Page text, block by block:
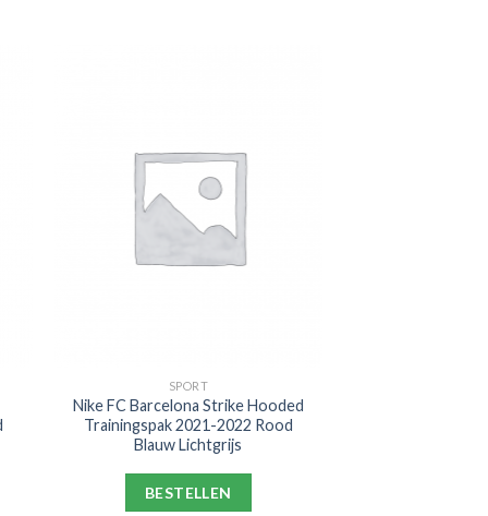
SPORT
Nike FC Barcelona Strike Hooded
Trainingspak 2021-2022 Rood
Blauw Lichtgrijs
BESTELLEN